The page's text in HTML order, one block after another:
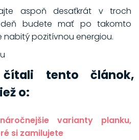
aspoň desaťkrát v troch
deň budete mať po takomto
nabitý pozitívnou energiou.
tento článok,
o:
varianty planku,
si zamilujete